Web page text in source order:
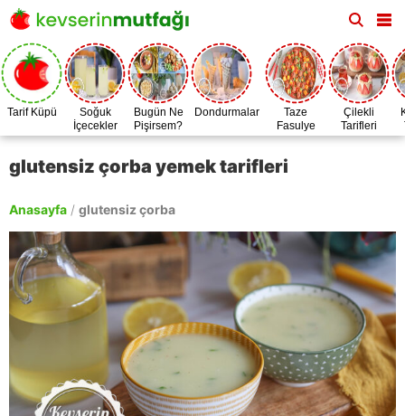
Tarif Küpü
Soğuk
İçecekler
Bugün Ne
Pişirsem?
Dondurmalar
Taze
Fasulye
Zamanı
Çilekli
Tarifleri
glutensiz çorba yemek tarifleri
Anasayfa / glutensiz çorba